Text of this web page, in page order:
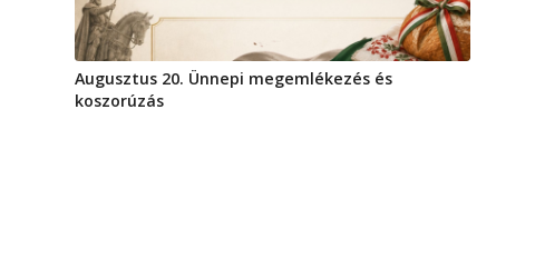
Augusztus 20. Ünnepi megemlékezés és
koszorúzás